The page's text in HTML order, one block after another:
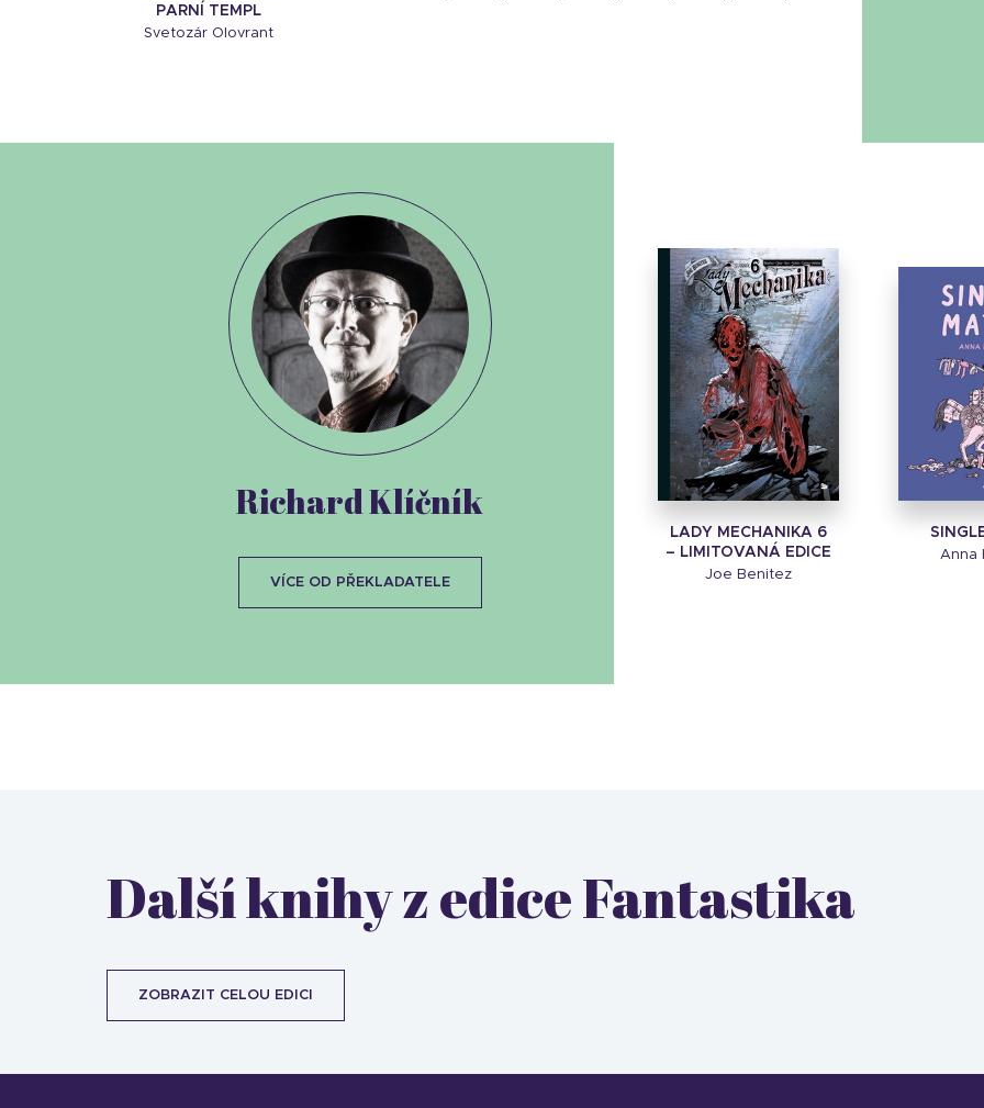
PARNÍ TEMPL
Svetozár Olovrant
LADY MECHANIKA 6
– LIMITOVANÁ EDICE
Joe Benitez
Anna
Richard Klíčník
VÍCE OD PŘEKLADATELE
Další knihy z edice Fantastika
ZOBRAZIT CELOU EDICI